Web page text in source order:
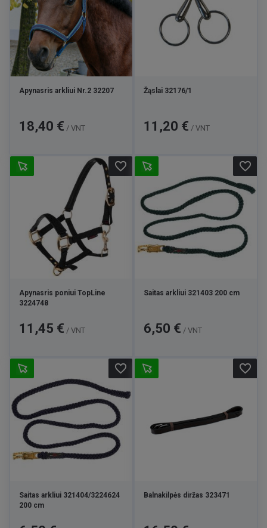
Apynasris arkliui Nr.2 32207
Kaina
18,40 € / VNT
Žąslai 32176/1
Kaina
11,20 € / VNT
Apynasris poniui TopLine
3224748
Kaina
11,45 € / VNT
favorite_border
Saitas arkliui 321403 200 cm
Kaina
6,50 € / VNT
favorite_border
Saitas arkliui 321404/3224624
200 cm
favorite_border
Balnakilpės diržas 323471
favorite_border